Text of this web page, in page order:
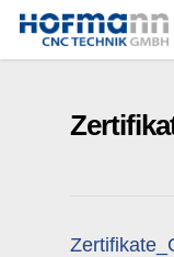
Skip